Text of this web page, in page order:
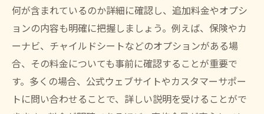
何が含まれているのか詳細に確認し、追加料金やオプシ
ョンの内容も明確に把握しましょう。例えば、保険やカ
ーナビ、チャイルドシートなどのオプションがある場
合、その料金についても事前に確認することが重要で
す。多くの場合、公式ウェブサイトやカスタマーサポー
トに問い合わせることで、詳しい説明を受けることがで